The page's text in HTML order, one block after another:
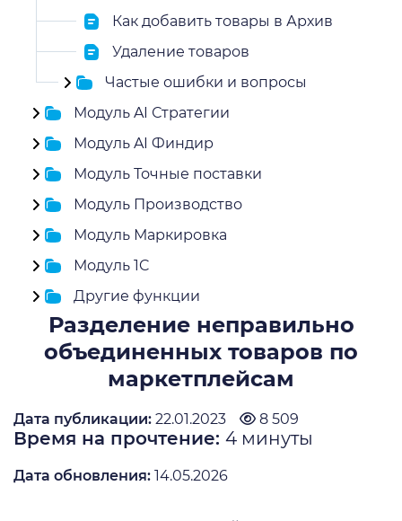
Как добавить товары в Архив
Удаление товаров
Частые ошибки и вопросы
Модуль AI Стратегии
Модуль AI Финдир
Модуль Точные поставки
Модуль Производство
Модуль Маркировка
Модуль 1C
Другие функции
Разделение неправильно
объединенных товаров по
маркетплейсам
Дата публикации: 22.01.2023 8 509
Время на прочтение: 4 минуты
Дата обновления: 14.05.2026